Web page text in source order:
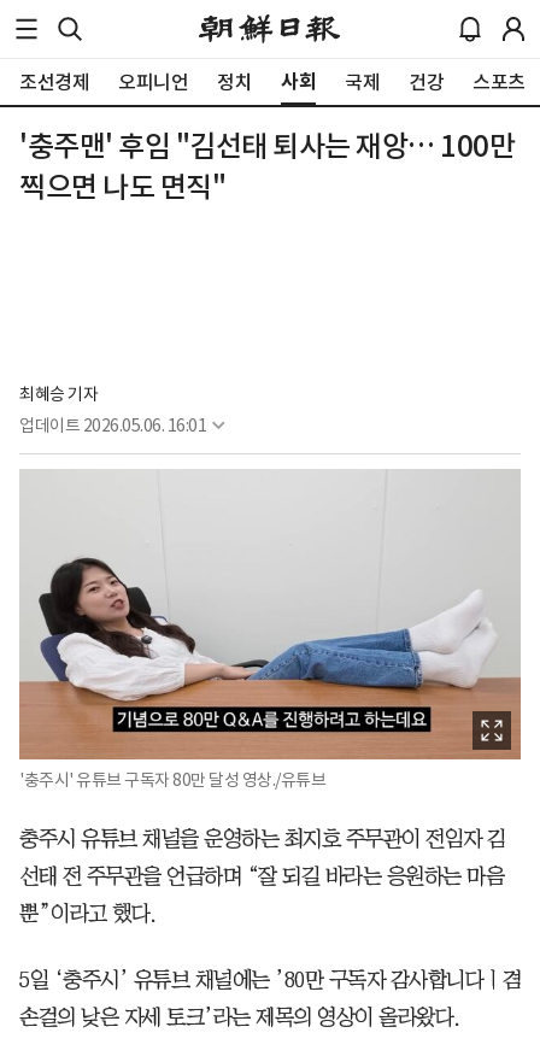
조선경제 오피니언 정치 사회 국제 건강 스포츠
'충주맨' 후임 "김선태 퇴사는 재앙… 100만
찍으면 나도 면직"
최혜승 기자
업데이트 2026.05.06. 16:01
'충주시' 유튜브 구독자 80만 달성 영상./유튜브
충주시 유튜브 채널을 운영하는 최지호 주무관이 전임자 김
선태 전 주무관을 언급하며 “잘 되길 바라는 응원하는 마음
뿐”이라고 했다.
5일 ‘충주시’ 유튜브 채널에는 ’80만 구독자 감사합니다ㅣ겸
손걸의 낮은 자세 토크’라는 제목의 영상이 올라왔다.